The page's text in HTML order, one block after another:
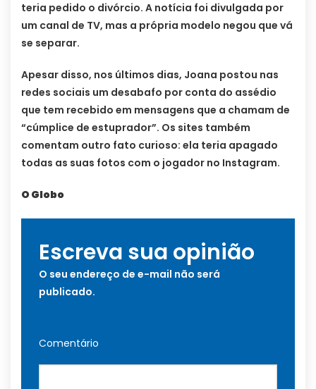
teria pedido o divórcio. A notícia foi divulgada por
um canal de TV, mas a própria modelo negou que vá
se separar.
Apesar disso, nos últimos dias, Joana postou nas
redes sociais um desabafo por conta do assédio
que tem recebido em mensagens que a chamam de
“cúmplice de estuprador”. Os sites também
comentam outro fato curioso: ela teria apagado
todas as suas fotos com o jogador no Instagram.
O Globo
Escreva sua opinião
O seu endereço de e-mail não será
publicado.
Comentário